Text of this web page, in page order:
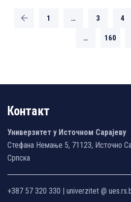
1 … 3 4
… 160
Контакт
Универзитет у Источном Сарајеву
Стефана Немање 5, 71123, Источно
Српска
+387 57 320 330 | univerzitet @